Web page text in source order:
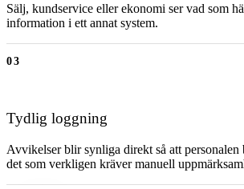
Sälj, kundservice eller ekonomi ser vad som
information i ett annat system.
03
Tydlig loggning
Avvikelser blir synliga direkt så att personalen
det som verkligen kräver manuell